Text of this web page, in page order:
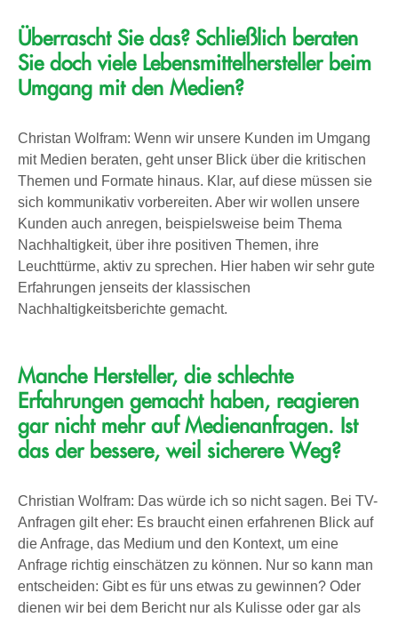
Überrascht Sie das? Schließlich beraten
Sie dochviele Lebensmittelhersteller beim
Umgang mit den Medien?
Christan Wolfram: Wenn wir unsere Kunden im Umgang
mit Medien beraten, geht unser Blick über die kritischen
Themen und Formate hinaus. Klar, auf diese müssen sie
sich kommunikativ vorbereiten. Aber wir wollen unsere
Kunden auch anregen, beispielsweise beim Thema
Nachhaltigkeit, über ihre positiven Themen, ihre
Leuchttürme, aktiv zu sprechen. Hier haben wir sehr gute
Erfahrungen jenseits der klassischen
Nachhaltigkeitsberichte gemacht.
Manche Hersteller, die schlechte
Erfahrungen gemacht haben, reagieren
gar nicht mehr auf Medienanfragen. Ist
das der bessere, weil sicherere Weg?
Christian Wolfram: Das würde ich so nicht sagen. Bei TV-
Anfragen gilt eher: Es braucht einen erfahrenen Blick auf
die Anfrage, das Medium und den Kontext, um eine
Anfrage richtig einschätzen zu können. Nur so kann man
entscheiden: Gibt es für uns etwas zu gewinnen? Oder
dienen wir bei dem Bericht nur als Kulisse oder gar als